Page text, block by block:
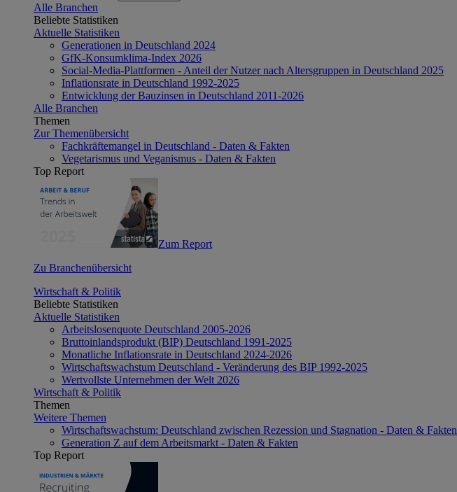
Alle Branchen
Beliebte Statistiken
Aktuelle Statistiken
Generationen in Deutschland 2024
GfK-Konsumklima-Index 2026
Social-Media-Plattformen - Anteil der Nutzer nach Altersgruppen in Deutschland 2025
Inflationsrate in Deutschland 1992-2025
Entwicklung der Bauzinsen in Deutschland 2011-2026
Alle Branchen
Themen
Zur Themenübersicht
Fachkräftemangel in Deutschland - Daten & Fakten
Vegetarismus und Veganismus - Daten & Fakten
Top Report
Zum Report
Zu Branchenübersicht
Wirtschaft & Politik
Beliebte Statistiken
Aktuelle Statistiken
Arbeitslosenquote Deutschland 2005-2026
Bruttoinlandsprodukt (BIP) Deutschland 1991-2025
Monatliche Inflationsrate in Deutschland 2024-2026
Wirtschaftswachstum Deutschland - Veränderung des BIP 1992-2025
Wertvollste Unternehmen der Welt 2026
Wirtschaft & Politik
Themen
Weitere Themen
Wirtschaftswachstum: Deutschland zwischen Rezession und Stagnation - Daten & Fakten
Generation Z auf dem Arbeitsmarkt - Daten & Fakten
Top Report